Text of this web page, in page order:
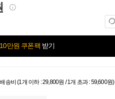
10만원 쿠폰팩 받기
송비 (1개 이하 : 29,800원 / 1개 초과 : 59,600원)